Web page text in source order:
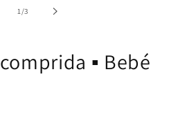
1/de
3
▪️ Bebé